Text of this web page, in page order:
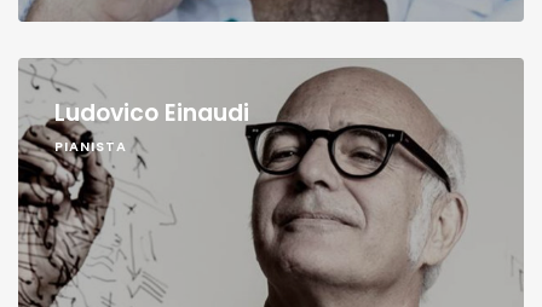
Ludovico Einaudi
PIANISTA